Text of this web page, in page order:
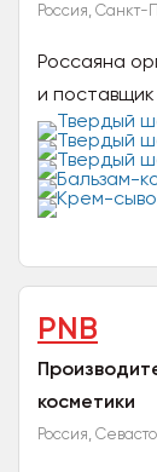
Россия, Санкт-
Россаяна
и
косметики.
одним из
PNB
косметики
Россия,